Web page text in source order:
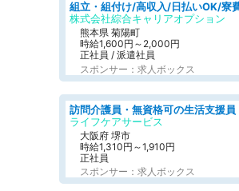
株式会社綜合キャリアオプション
熊本県 菊陽町
時給1,600円～2,000円
正社員 / 派遣社員
スポンサー：求人ボックス
訪問介護員・無資格可の生活支援員
ライフケアサービス
大阪府 堺市
時給1,310円～1,910円
正社員
スポンサー：求人ボックス